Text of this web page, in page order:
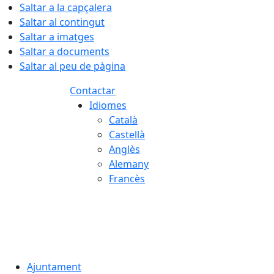
Saltar a la capçalera
Saltar al contingut
Saltar a imatges
Saltar a documents
Saltar al peu de pàgina
Contactar
Idiomes
Català
Castellà
Anglès
Alemany
Francès
Ajuntament